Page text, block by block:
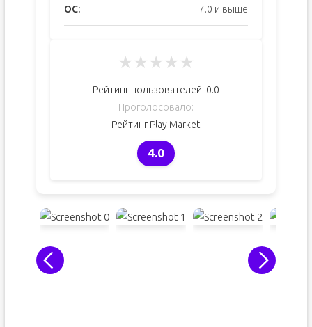
ОС: 7.0 и выше
★★★★★
Рейтинг пользователей: 0.0
Проголосовало:
Рейтинг Play Market
4.0